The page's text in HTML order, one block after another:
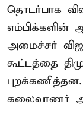
தொடர்பாக
எம்பிக்களின்
அமைச்சர்
கூட்டத்தை
கலைவாணர்